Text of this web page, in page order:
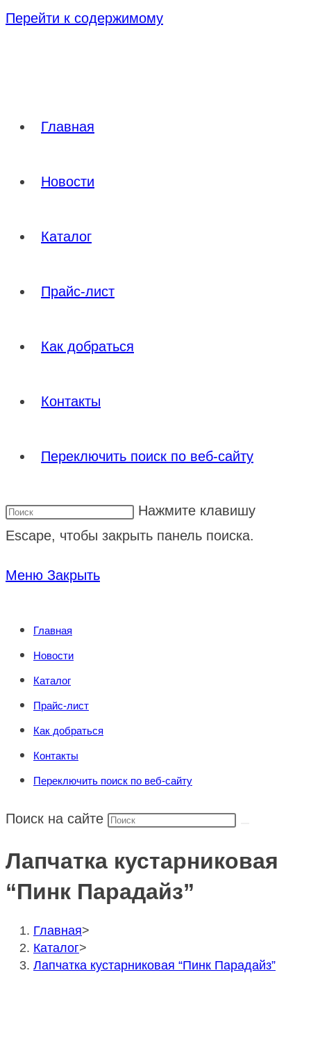
Перейти к содержимому
Главная
Новости
Каталог
Прайс-лист
Как добраться
Контакты
Переключить поиск по веб-сайту
Нажмите клавишу
Escape, чтобы закрыть панель поиска.
Меню Закрыть
Главная
Новости
Каталог
Прайс-лист
Как добраться
Контакты
Переключить поиск по веб-сайту
Поиск на сайте
Лапчатка кустарниковая
“Пинк Парадайз”
Главная>
Каталог>
Лапчатка кустарниковая “Пинк Парадайз”